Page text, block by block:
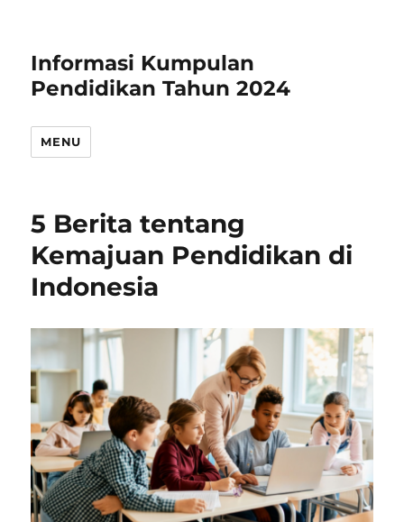
Informasi Kumpulan
Pendidikan Tahun 2024
MENU
5 Berita tentang
Kemajuan Pendidikan di
Indonesia